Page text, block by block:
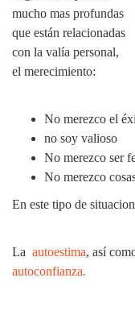
mucho mas profundas
que están relacionadas
con la valía personal,
el merecimiento:
No merezco el
no soy valioso
No merezco ser
No merezco
En este tipo de
La autoestima, así
autoconfianza.